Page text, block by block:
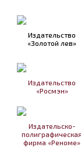
Издательство
«Золотой лев»
Издательство
«Росмэн»
Издательско-
фирма «Реноме»